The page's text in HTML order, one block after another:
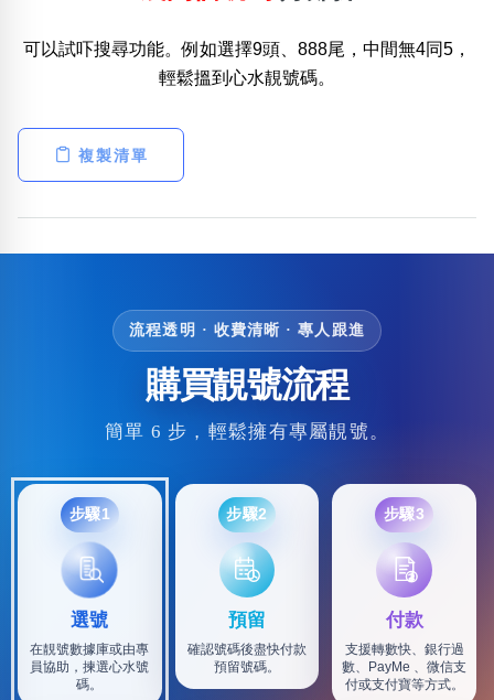
可以試吓搜尋功能。例如選擇9頭、888尾，中間無4同5，
輕鬆搵到心水靚號碼。
複製清單
流程透明 · 收費清晰 · 專人跟進
購買靚號流程
簡單 6 步，輕鬆擁有專屬靚號。
步驟1
選號
在靚號數據庫或由專
員協助，揀選心水號
碼。
步驟2
預留
確認號碼後盡快付款
預留號碼。
步驟3
付款
支援轉數快、銀行過
數、PayMe 、微信支
付或支付寶等方式。